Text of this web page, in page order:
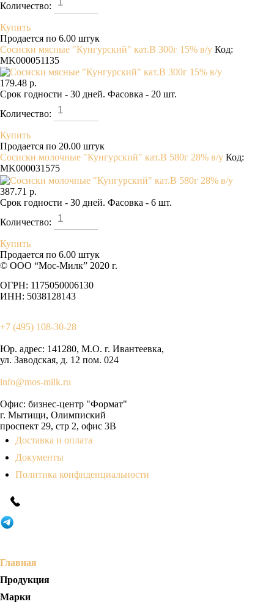
Количество:
Купить
Продается по 6.00 штук
Сосиски мясные "Кунгурский" кат.В 300г 15% в/у Код:
MK000051135
179.48 р.
Срок годности - 30 дней. Фасовка - 20 шт.
Количество:
Купить
Продается по 20.00 штук
Сосиски молочные "Кунгурский" кат.В 580г 28% в/у Код:
MK000031575
387.71 р.
Срок годности - 30 дней. Фасовка - 6 шт.
Количество:
Купить
Продается по 6.00 штук
© ООО “Мос-Милк” 2020 г.
ОГРН: 1175050006130
ИНН: 5038128143
+7 (495) 108-30-28
Юр. адрес: 141280, М.О. г. Ивантеевка,
ул. Заводская, д. 12 пом. 024
info@mos-milk.ru
Офис: бизнес-центр "Формат"
г. Мытищи, Олимпиский
проспект 29, стр 2, офис 3B
Доставка и оплата
Документы
Политика конфиденциальности
Главная
Продукция
Марки